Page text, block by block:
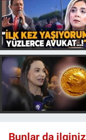
Bunlar da
Yerel Gündem
Yerel Yaşam
Canlı Yayın